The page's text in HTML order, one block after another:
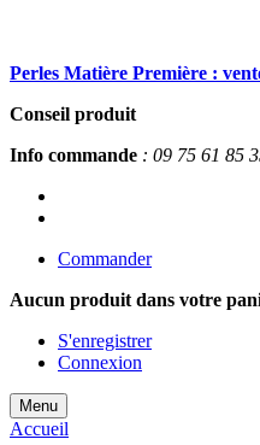
Perles Matière Première :
Conseil produit
Info commande : 09 75 61 85
Commander
Aucun produit dans votre
S'enregistrer
Connexion
Menu
Accueil